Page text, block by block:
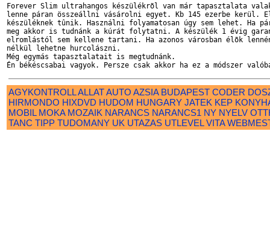
Forever Slim ultrahangos készülékrõl van már tapasztalata
lenne páran összeállni vásárolni egyet. Kb 145 ezerbe kerül.
készüléknek tûnik. Használni folyamatosan úgy sem lehet. Ha
meg akkor is tudnánk a kúrát folytatni. A készülék 1 évig
elromlástól sem kellene tartani. Ha azonos városban élõk
nélkül lehetne hurcolászni.
Még egymás tapasztalatait is megtudnánk.
AGYKONTROLLALLATAUTO AZSIA BUDAPEST CODER
HIRMONDO HIXDVD HUDOM HUNGARY JATEK KEP
MOBIL MOKA MOZAIK NARANCS NARANCS1 NY NYELV
TANC TIPP TUDOMANY UK UTAZAS UTLEVEL VITA